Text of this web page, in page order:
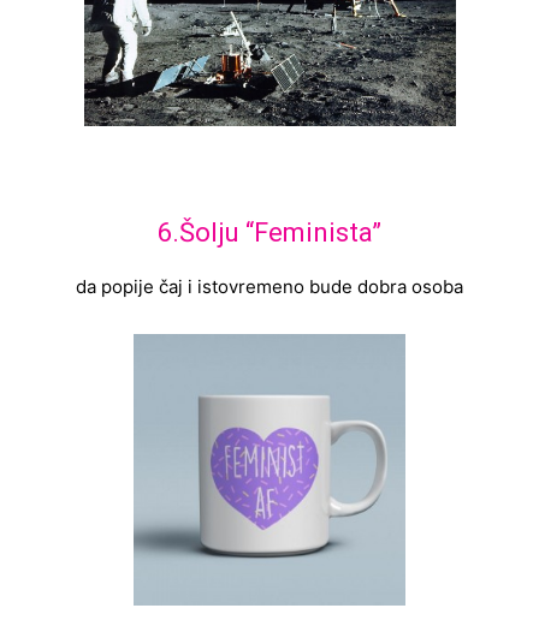
6.Šolju “Feminista”
da popije čaj i istovremeno bude dobra osoba